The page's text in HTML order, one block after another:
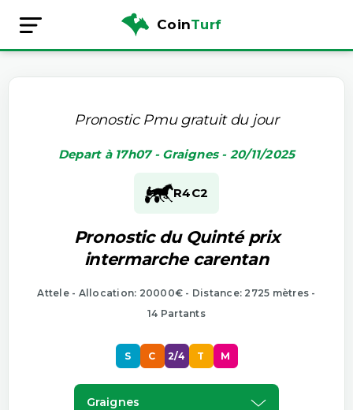
CoinTurf
Pronostic Pmu gratuit du jour
Depart à 17h07 - Graignes - 20/11/2025
R4C2
Pronostic du Quinté prix
intermarche carentan
Attele - Allocation: 20000€ - Distance: 2725 mètres -
14 Partants
S C 2/4 T M
Graignes